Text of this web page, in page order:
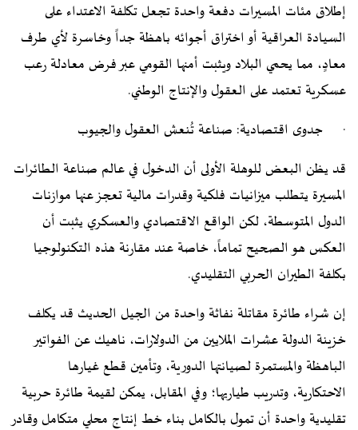
إطلاق مئات المسيرات دفعة واحدة تجعل تكلفة الاعتداء على
السيادة العراقية أو اختراق أجوائه باهظة جداً وخاسرة لأي طرف
معادٍ، مما يحمي البلاد ويثبت أمنها القومي عبر فرض معادلة رعب
عسكرية تعتمد على العقول والإنتاج الوطني.
· جدوى اقتصادية: صناعة تُنعش العقول والجيوب
قد يظن البعض للوهلة الأولى أن الدخول في عالم صناعة الطائرات
المسيرة يتطلب ميزانيات فلكية وقدرات مالية تعجز عنها موازنات
الدول المتوسطة، لكن الواقع الاقتصادي والعسكري يثبت أن
العكس هو الصحيح تماماً، خاصة عند مقارنة هذه التكنولوجيا
بكلفة الطيران الحربي التقليدي.
إن شراء طائرة مقاتلة نفاثة واحدة من الجيل الحديث قد يكلف
خزينة الدولة عشرات الملايين من الدولارات، ناهيك عن الفواتير
الباهظة والمستمرة لصيانتها الدورية، وتأمين قطع غيارها
الاحتكارية، وتدريب طياريها؛ وفي المقابل، يمكن لقيمة طائرة حربية
تقليدية واحدة أن تمول بالكامل بناء خط إنتاج محلي متكامل وقادر